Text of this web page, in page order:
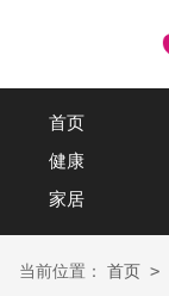
首页
健康
家居
当前位置： 首页 >